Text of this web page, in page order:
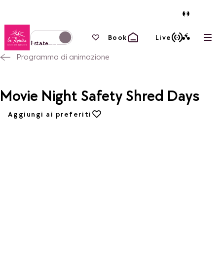
Torna alla home page
Passa alla modalità invernale
Estate
I tuoi preferiti
Book Live
Programma di animazione
Movie Night Safety Shred Days
Aggiungi ai preferiti
Aggiungi ai preferiti